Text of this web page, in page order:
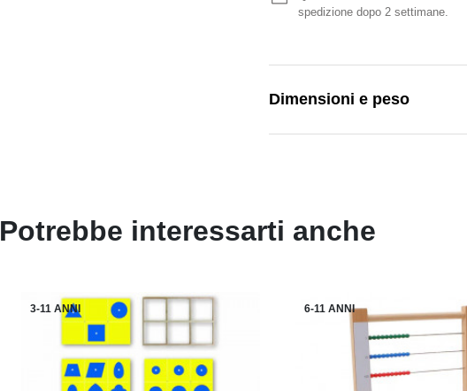
spedizione dopo 2 settimane.
Dimensioni e peso
Potrebbe interessarti anche
3-11 ANNI 6-11 ANNI